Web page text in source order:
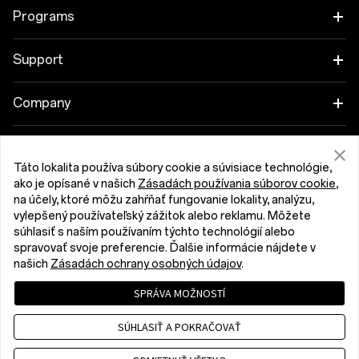
OnePlus Nord 5
Tablet
Cases & Protection
Power & Cables
Bundles
Lifestyle
Programs
Link your OnePlus Devices
OnePlus Trade-in
Support
Shopping FAQs
Software Upgrade
Repair Service
User Manuals
Contact Us
Troubleshooting
Company
Community
Red Cable Club
OnePlus Store App
Slovensko (English)
Get Support From OnePlus
Privacy Policy User Agreement
Terms of Sale
Security Response Center (OneSRC)
Cookies
© 2013 - 2026 OnePlus. All Rights Reserved.
Táto lokalita používa súbory cookie a súvisiace technológie,
ako je opísané v našich Zásadách používania súborov cookie,
na účely, ktoré môžu zahŕňať fungovanie lokality, analýzu,
vylepšený používateľský zážitok alebo reklamu. Môžete
súhlasiť s naším používaním týchto technológií alebo
spravovať svoje preferencie. Ďalšie informácie nájdete v
našich Zásadách ochrany osobných údajov.
SPRÁVA MOŽNOSTÍ
SÚHLASIŤ A POKRAČOVAŤ